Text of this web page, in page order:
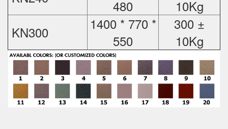
480
10Kg
KN300
1400 * 770 *
550
300 ±
10Kg